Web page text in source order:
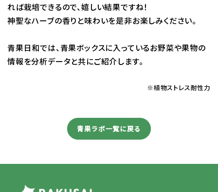
れば栽培できるので、嬉しい結果ですね！
神聖なハーブの香りと味わいを是非お楽しみください。
青果日和では、青果ボックスに入っているお野菜や果物の
情報を分析データと共にご紹介します。
※植物ストレス耐性力
青果ラボ一覧に戻る